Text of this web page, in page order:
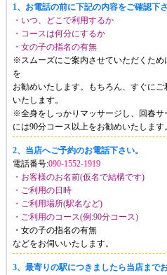
1、お電話の前に下記の内容をご確認下さ
・いつ、どこで利用するか
・コースは何分にするか
・女の子の指名の有無
※スムーズにご案内させていただくた
を
お勧めいたします。もちろん、すぐに
いたします。
※全身をしっかりマッサージし、回春
には90分コース以上をお勧めいたします。
2、当店へご予約のお電話下さい。
電話番号:090-1552-1919
・お客様のお名前(仮名で結構です)
・ご利用の日時
・ご利用場所(駅名など)
・ご利用のコース(例:90分コース)
・女の子の指名の有無
などをお伺いいたします。
3、最寄りの駅につきましたら当店まで